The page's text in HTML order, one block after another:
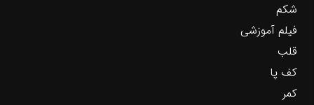
شکم
فیلم آموزشی
قلب
کف پا
کمر